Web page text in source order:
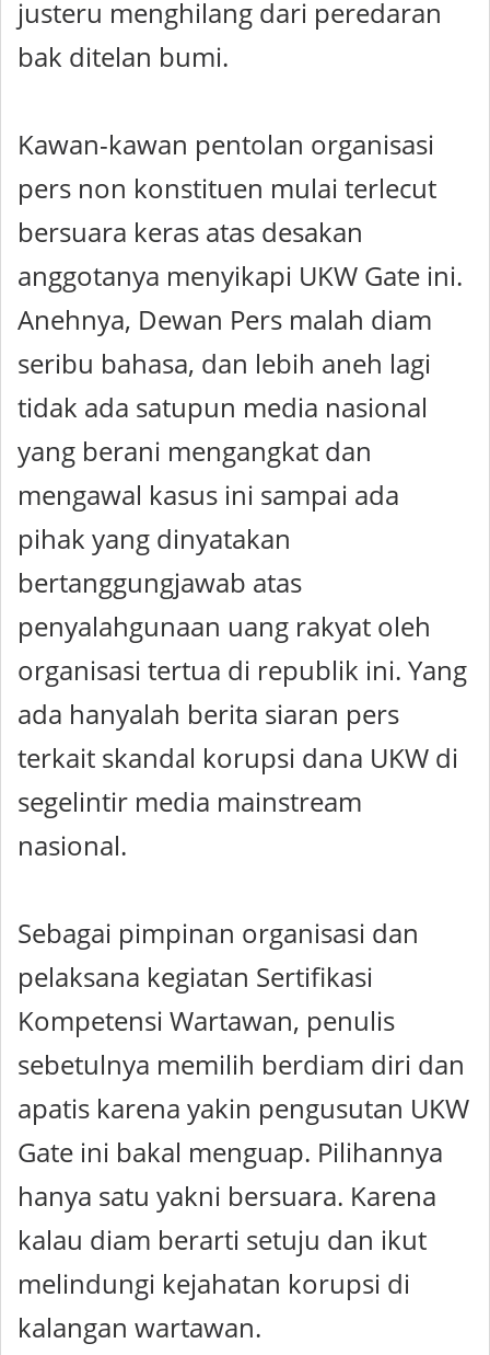
justeru menghilang dari peredaran
bak ditelan bumi.
Kawan-kawan pentolan organisasi
pers non konstituen mulai terlecut
bersuara keras atas desakan
anggotanya menyikapi UKW Gate ini.
Anehnya, Dewan Pers malah diam
seribu bahasa, dan lebih aneh lagi
tidak ada satupun media nasional
yang berani mengangkat dan
mengawal kasus ini sampai ada
pihak yang dinyatakan
bertanggungjawab atas
penyalahgunaan uang rakyat oleh
organisasi tertua di republik ini. Yang
ada hanyalah berita siaran pers
terkait skandal korupsi dana UKW di
segelintir media mainstream
nasional.
Sebagai pimpinan organisasi dan
pelaksana kegiatan Sertifikasi
Kompetensi Wartawan, penulis
sebetulnya memilih berdiam diri dan
apatis karena yakin pengusutan UKW
Gate ini bakal menguap. Pilihannya
hanya satu yakni bersuara. Karena
kalau diam berarti setuju dan ikut
melindungi kejahatan korupsi di
kalangan wartawan.